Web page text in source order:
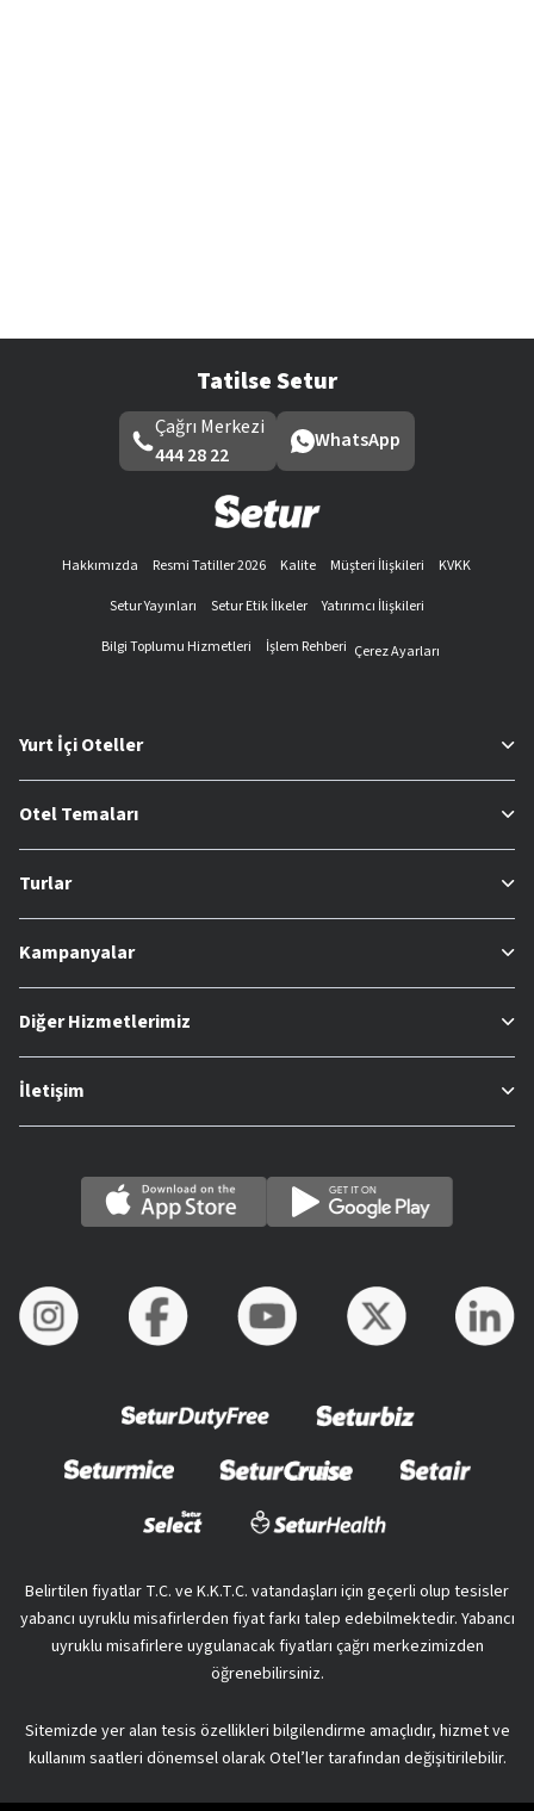
Tatilse Setur
Çağrı Merkezi
444 28 22
WhatsApp
Hakkımızda Resmi Tatiller 2026 Kalite Müşteri İlişkileri
KVKK
Setur Yayınları
Setur Etik İlkeler
Yatırımcı İlişkileri
Bilgi Toplumu Hizmetleri
İşlem Rehberi Çerez Ayarları
Yurt İçi Oteller
Otel Temaları
Turlar
Kampanyalar
Diğer Hizmetlerimiz
İletişim
Belirtilen fiyatlar T.C. ve K.K.T.C. vatandaşları için geçerli olup tesisler
yabancı uyruklu misafirlerden fiyat farkı talep edebilmektedir. Yabancı
uyruklu misafirlere uygulanacak fiyatları çağrı merkezimizden
öğrenebilirsiniz.
Sitemizde yer alan tesis özellikleri bilgilendirme amaçlıdır, hizmet ve
kullanım saatleri dönemsel olarak Otel’ler tarafından değişitirilebilir.